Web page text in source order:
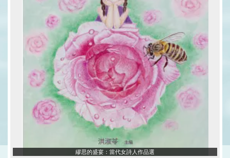
繆思的盛宴：當代女詩人作品選